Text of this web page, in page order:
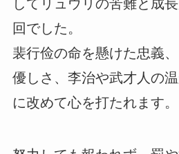
してリュウリの苦難と成
回でした。
裴行俭の命を懸けた忠義
優しさ、李治や武才人の
に改めて心を打たれます。